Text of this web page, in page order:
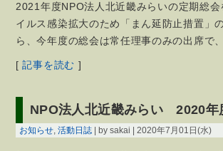
2021年度NPO法人北近畿みらいの定期総
イルス感染拡大のため「まん延防止措置」
ら、今年度の総会は常任理事のみの出席で
[記事を読む ]
NPO法人北近畿みらい 2020年
お知らせ, 活動日誌 | by sakai | 2020年7月01日(水)